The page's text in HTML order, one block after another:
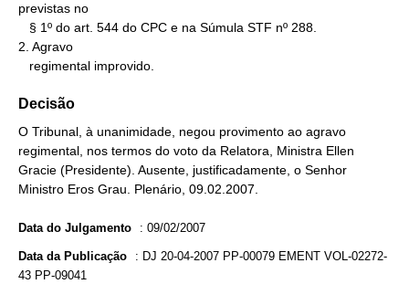
previstas no
2. Agravo
   regimental improvido.
Decisão
O Tribunal, à unanimidade, negou provimento ao agravo
regimental, nos termos do voto da Relatora, Ministra Ellen
Gracie (Presidente). Ausente, justificadamente, o Senhor
Ministro Eros Grau. Plenário, 09.02.2007.
Data do Julgamento : 09/02/2007
Data da Publicação : DJ 20-04-2007 PP-00079 EMENT VOL-02272-
43 PP-09041